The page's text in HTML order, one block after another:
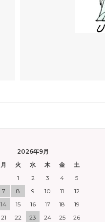
2026年9月
月 火 水 木 金
土
1
2 3 4
5
7 8 9 10 11
12
14 15 16 17 18
19
21 22 23 24 25
26